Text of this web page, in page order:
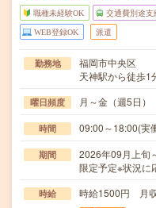
職種未経験OK 交通費別途支
WEB登録OK 派遣
勤務地
福岡市中央区
天神駅から徒歩1
曜日頻度 月～金（週5日
時間 09:00～18:00(
期間
2026年09月上旬
限定予定※状況に
時給 時給1500円 月